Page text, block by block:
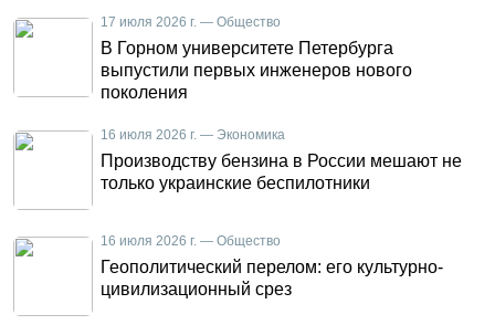
17 июля 2026 г. — Общество
В Горном университете Петербурга
выпустили первых инженеров нового
поколения
16 июля 2026 г. — Экономика
Производству бензина в России мешают не
только украинские беспилотники
16 июля 2026 г. — Общество
Геополитический перелом: его культурно-
цивилизационный срез